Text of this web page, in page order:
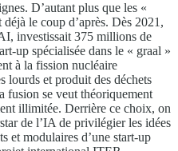
D’autant plus que les «
le coup d’après. Dès 2021,
investissait 375 millions de
up spécialisée dans le « graal »
à la fission nucléaire
lourds et produit des déchets
fusion se veut théoriquement
illimitée. Derrière ce choix, on
de l’IA de privilégier les idées
et modulaires d’une start-up